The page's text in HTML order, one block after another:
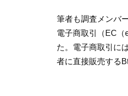
筆者も調査メンバ
電子商取引（EC（
た。電子商取引に
者に直接販売する